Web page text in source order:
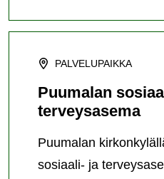
PALVELUPAIKKA
Puumalan
terveysasema
Puumalan
sosiaali- ja